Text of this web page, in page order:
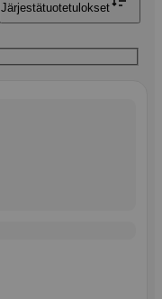
Järjestätuotetulokset